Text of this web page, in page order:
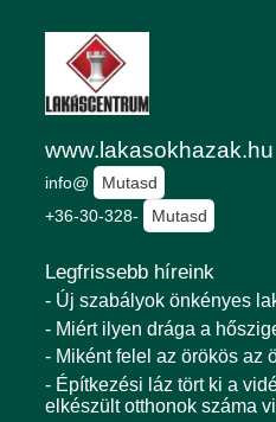
www.lakasokhazak.hu
info@
Mutasd
+36-30-328-
Mutasd
Legfrissebb híreink
- Új szabályok önkényes
- Miért ilyen drága a
- Miként felel az örökös az
- Építkezési láz tört ki a
elkészült otthonok száma